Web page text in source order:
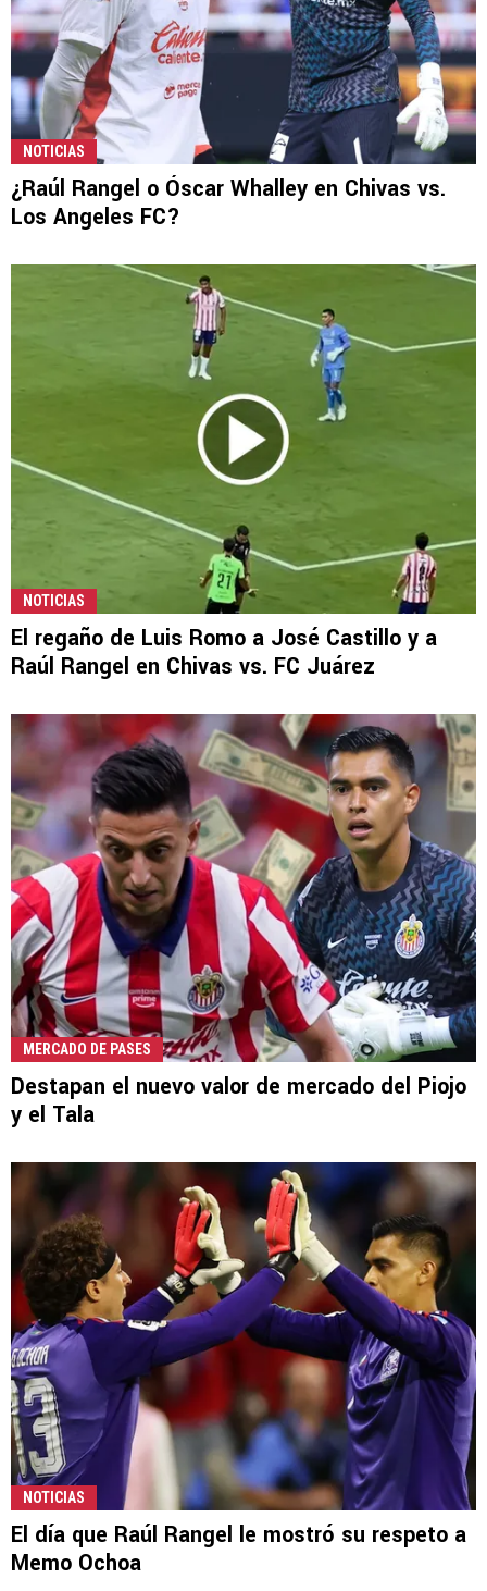
NOTICIAS
¿Raúl Rangel o Óscar Whalley en Chivas vs.
Los Angeles FC?
NOTICIAS
El regaño de Luis Romo a José Castillo y a
Raúl Rangel en Chivas vs. FC Juárez
MERCADO DE PASES
Destapan el nuevo valor de mercado del Piojo
y el Tala
NOTICIAS
El día que Raúl Rangel le mostró su respeto a
Memo Ochoa